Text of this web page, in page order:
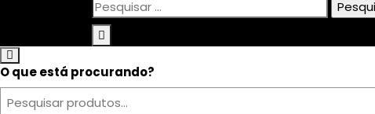
Pesquisar
por:
O que está procurando?